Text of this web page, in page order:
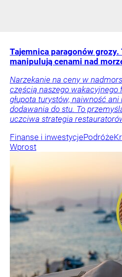
Tajemnica paragonów
manipulują cenami nad
Narzekanie na ceny w
częścią naszego wakacyjnego
głupota turystów, naiwność
dodawania do stu. To
uczciwa strategia
Finanse i inwestycjePodróże
Wprost